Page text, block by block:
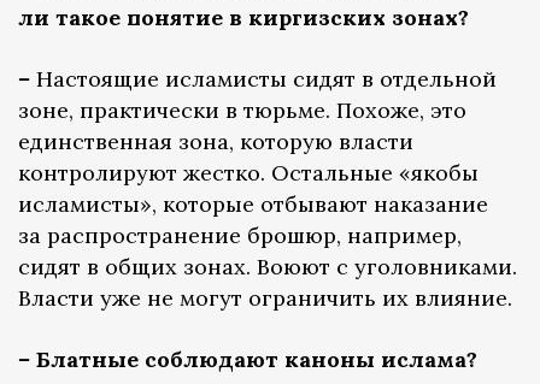
ли такое понятие в киргизских зонах?
– Настоящие исламисты сидят в отдельной
зоне, практически в тюрьме. Похоже, это
единственная зона, которую власти
контролируют жестко. Остальные «якобы
исламисты», которые отбывают наказание
за распространение брошюр, например,
сидят в общих зонах. Воюют с уголовниками.
Власти уже не могут ограничить их влияние.
– Блатные соблюдают каноны ислама?